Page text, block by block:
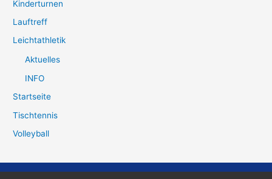
Kinderturnen
Lauftreff
Leichtathletik
Aktuelles
INFO
Startseite
Tischtennis
Volleyball